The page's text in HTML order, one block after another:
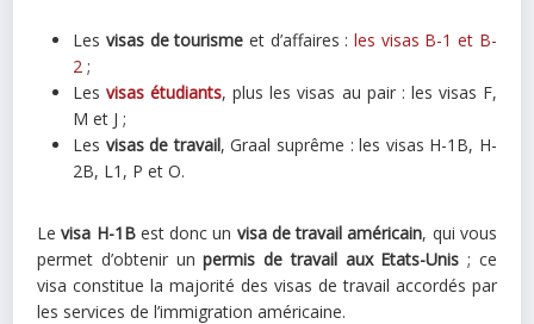
Les visas de tourisme et d’affaires :les visas B-1 et B-
2 ;
Lesvisas étudiants, plus les visas au pair : les visas F,
M et J ;
Les visas de travail, Graal suprême : les visas H-1B, H-
2B, L1, P et O.
Levisa H-1Best donc un visa de travail américain, qui vous
permet d’obtenir unpermis de travail aux Etats-Unis ; ce
visa constitue la majorité des visas de travail accordés par
les services de l’immigration américaine.